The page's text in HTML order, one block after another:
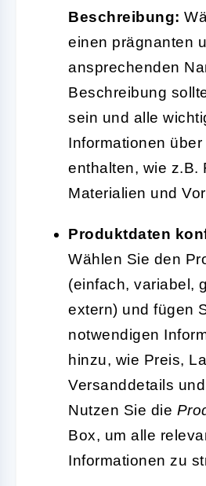
Beschreibung:
einen prägnanten
ansprechenden
Beschreibung
sein und alle
Informationen
enthalten, wie z.B.
Materialien und
Produktdaten
Wählen Sie den
(einfach, variabel,
extern) und fügen
notwendigen
hinzu, wie Preis,
Versanddetails
Nutzen Sie die
Box, um alle
Informationen zu